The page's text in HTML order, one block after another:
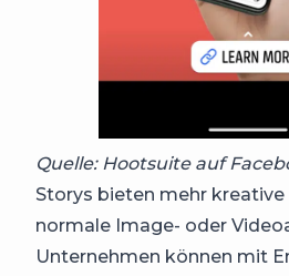
Quelle: Hootsuite auf
Storys bieten mehr kreative
normale Image- oder
Unternehmen können mit